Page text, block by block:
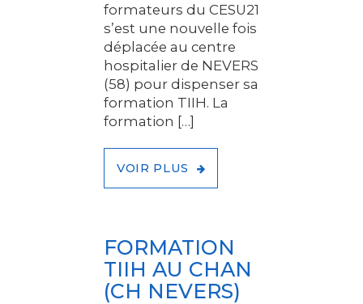
formateurs du CESU21
s’est une nouvelle fois
déplacée au centre
hospitalier de NEVERS
(58) pour dispenser sa
formation TIIH. La
formation […]
VOIR PLUS
FORMATION
TIIH AU CHAN
(CH NEVERS)